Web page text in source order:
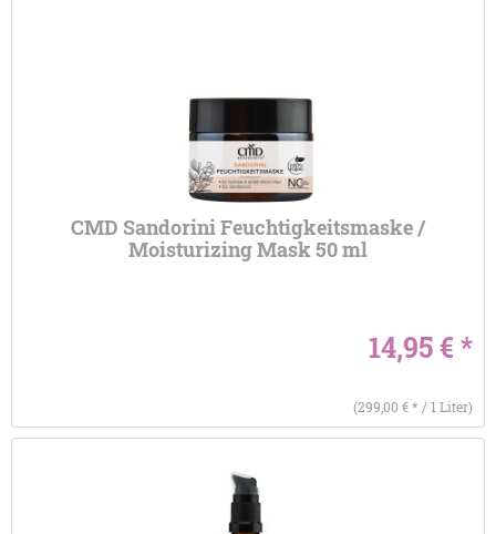
CMD Sandorini Feuchtigkeitsmaske /
Moisturizing Mask 50 ml
14,95 € *
(299,00 € * / 1 Liter)